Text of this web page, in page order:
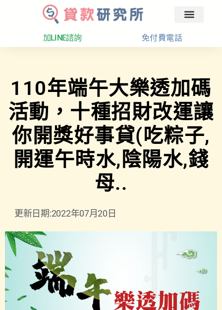
加LINE諮詢 免付費電話
110年端午大樂透加碼
活動，十種招財改運讓
你開獎好事貸(吃粽子,
開運午時水,陰陽水,錢
母..
更新日期:2022年07月20日